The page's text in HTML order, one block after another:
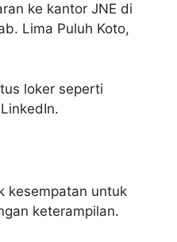
ke kantor JNE di
Lima Puluh Koto,
loker seperti
kesempatan untuk
keterampilan.